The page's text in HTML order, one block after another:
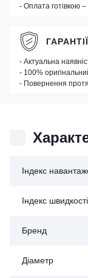
Індекс
Індекс швидкості
Бренд
Діаметр
- Оплата готівкою
ГАРАНТІЇ
- Актуальна
- 100%
- Повернення